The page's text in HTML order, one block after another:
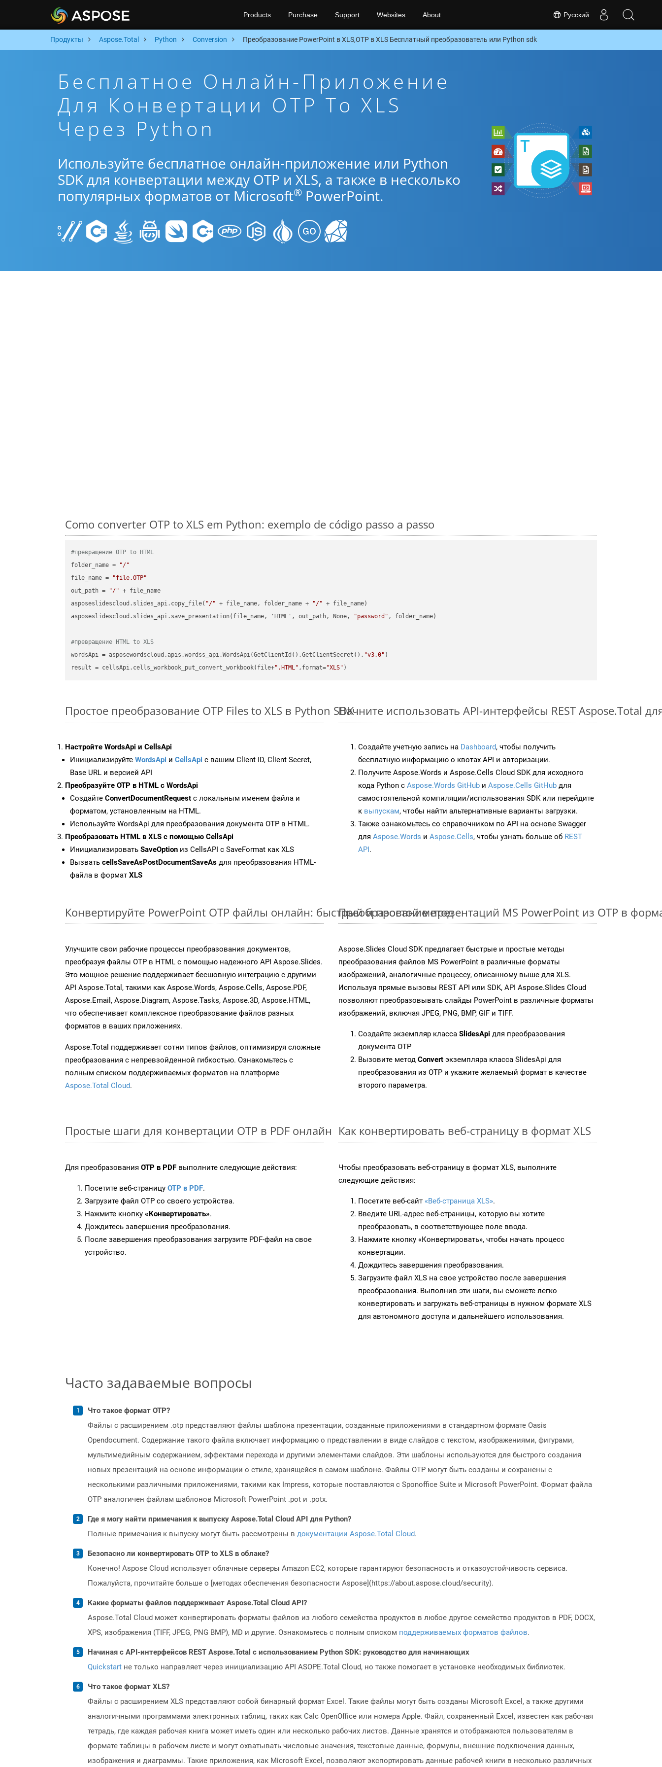
Русский
Products Purchase Support Websites About
Продукты Aspose.Total Python Conversion Преобразование PowerPoint в XLS,OTP в XLS Бесплатный преобразователь или Python sdk
Бесплатное Онлайн-Приложение
Для Конвертации OTP To XLS
Через Python
Используйте бесплатное онлайн-приложение или Python
SDK для конвертации между OTP и XLS, а также в несколько
популярных форматов от Microsoft® PowerPoint.
Como converter OTP to XLS em Python: exemplo de código passo a passo
#превращение OTP to HTML
folder_name =
"/"
file_name =
"file.OTP"
out_path =
"/" + file_name
asposeslidescloud.slides_api.copy_file( "/" + file_name, folder_name + "/" + file_name)
asposeslidescloud.slides_api.save_presentation(file_name, 'HTML', out_path, None,
"password" , folder_name)
#превращение HTML to XLS
wordsApi = asposewordscloud.apis.wordss_api.WordsApi(GetClientId(),GetClientSecret(), "v3.0" )
result = cellsApi.cells_workbook_put_convert_workbook(file+".HTML" ,format="XLS"
Простое преобразование OTP Files to XLS в Python SDK
Настройте WordsApi и CellsApi
Инициализируйте WordsApi и CellsApi с вашим Client ID, Client Secret,
Base URL и версией API
Преобразуйте OTP в HTML с WordsApi
Создайте ConvertDocumentRequest с локальным именем файла и
форматом, установленным на HTML.
Используйте WordsApi для преобразования документа OTP в HTML.
Преобразовать HTML в XLS с помощью CellsApi
Инициализировать SaveOption из CellsAPI с SaveFormat как XLS
Вызвать cellsSaveAsPostDocumentSaveAs для преобразования HTML-
файла в формат XLS
Начните использовать API-интерфейсы REST Aspose.Total
Создайте учетную запись на Dashboard, чтобы получить
бесплатную информацию о квотах API и авторизации.
Получите Aspose.Words и Aspose.Cells Cloud SDK для исходного
кода Python с Aspose.Words GitHub и Aspose.Cells GitHub для
самостоятельной компиляции/использования SDK или перейдите
к выпускам, чтобы найти альтернативные варианты загрузки.
Также ознакомьтесь со справочником по API на основе Swagger
для Aspose.Words и Aspose.Cells, чтобы узнать больше об REST
API.
Конвертируйте PowerPoint OTP файлы онлайн: быстрый и простой метод
Улучшите свои рабочие процессы преобразования документов,
преобразуя файлы OTP в HTML с помощью надежного API Aspose.Slides.
Это мощное решение поддерживает бесшовную интеграцию с другими
API Aspose.Total, такими как Aspose.Words, Aspose.Cells, Aspose.PDF,
Aspose.Email, Aspose.Diagram, Aspose.Tasks, Aspose.3D, Aspose.HTML,
что обеспечивает комплексное преобразование файлов разных
форматов в ваших приложениях.
Aspose.Total поддерживает сотни типов файлов, оптимизируя сложные
преобразования с непревзойденной гибкостью. Ознакомьтесь с
полным списком поддерживаемых форматов на платформе
Aspose.Total Cloud.
Преобразование презентаций MS PowerPoint из OTP в
Aspose.Slides Cloud SDK предлагает быстрые и простые методы
преобразования файлов MS PowerPoint в различные форматы
изображений, аналогичные процессу, описанному выше для XLS.
Используя прямые вызовы REST API или SDK, API Aspose.Slides Cloud
позволяют преобразовывать слайды PowerPoint в различные форматы
изображений, включая JPEG, PNG, BMP, GIF и TIFF.
Создайте экземпляр класса SlidesApi для преобразования
документа OTP
Вызовите метод Convert экземпляра класса SlidesApi для
преобразования из OTP и укажите желаемый формат в качестве
второго параметра.
Простые шаги для конвертации OTP в PDF онлайн
Для преобразования OTP в PDF выполните следующие действия:
Посетите веб-страницу OTP в PDF.
Загрузите файл OTP со своего устройства.
Нажмите кнопку «Конвертировать».
Дождитесь завершения преобразования.
После завершения преобразования загрузите PDF-файл на свое
устройство.
Как конвертировать веб-страницу в формат XLS
Чтобы преобразовать веб-страницу в формат XLS, выполните
следующие действия:
Посетите веб-сайт «Веб-страница XLS».
Введите URL-адрес веб-страницы, которую вы хотите
преобразовать, в соответствующее поле ввода.
Нажмите кнопку «Конвертировать», чтобы начать процесс
конвертации.
Дождитесь завершения преобразования.
Загрузите файл XLS на свое устройство после завершения
преобразования. Выполнив эти шаги, вы сможете легко
конвертировать и загружать веб-страницы в нужном формате XLS
для автономного доступа и дальнейшего использования.
Часто задаваемые вопросы
Что такое формат OTP?
Файлы с расширением .otp представляют файлы шаблона презентации, созданные приложениями в стандартном формате Oasis
Opendocument. Содержание такого файла включает информацию о представлении в виде слайдов с текстом, изображениями, фигурами,
мультимедийным содержанием, эффектами перехода и другими элементами слайдов. Эти шаблоны используются для быстрого создания
новых презентаций на основе информации о стиле, хранящейся в самом шаблоне. Файлы OTP могут быть созданы и сохранены с
несколькими различными приложениями, такими как Impress, которые поставляются с Sponoffice Suite и Microsoft PowerPoint. Формат файла
OTP аналогичен файлам шаблонов Microsoft PowerPoint .pot и .potx.
Где я могу найти примечания к выпуску Aspose.Total Cloud API для Python?
Полные примечания к выпуску могут быть рассмотрены в документации Aspose.Total Cloud.
Безопасно ли конвертировать OTP to XLS в облаке?
Конечно! Aspose Cloud использует облачные серверы Amazon EC2, которые гарантируют безопасность и отказоустойчивость сервиса.
Пожалуйста, прочитайте больше о [методах обеспечения безопасности Aspose](https://about.aspose.cloud/security).
Какие форматы файлов поддерживает Aspose.Total Cloud API?
Aspose.Total Cloud может конвертировать форматы файлов из любого семейства продуктов в любое другое семейство продуктов в PDF, DOCX,
XPS, изображения (TIFF, JPEG, PNG BMP), MD и другие. Ознакомьтесь с полным списком поддерживаемых форматов файлов.
Начиная с API-интерфейсов REST Aspose.Total с использованием Python SDK: руководство для начинающих
Quickstart не только направляет через инициализацию API ASOPE.Total Cloud, но также помогает в установке необходимых библиотек.
Что такое формат XLS?
Файлы с расширением XLS представляют собой бинарный формат Excel. Такие файлы могут быть созданы Microsoft Excel, а также другими
аналогичными программами электронных таблиц, таких как Calc OpenOffice или номера Apple. Файл, сохраненный Excel, известен как рабочая
тетрадь, где каждая рабочая книга может иметь один или несколько рабочих листов. Данные хранятся и отображаются пользователям в
формате таблицы в рабочем листе и могут охватывать числовые значения, текстовые данные, формулы, внешние подключения данных,
изображения и диаграммы. Такие приложения, как Microsoft Excel, позволяют экспортировать данные рабочей книги в несколько различных